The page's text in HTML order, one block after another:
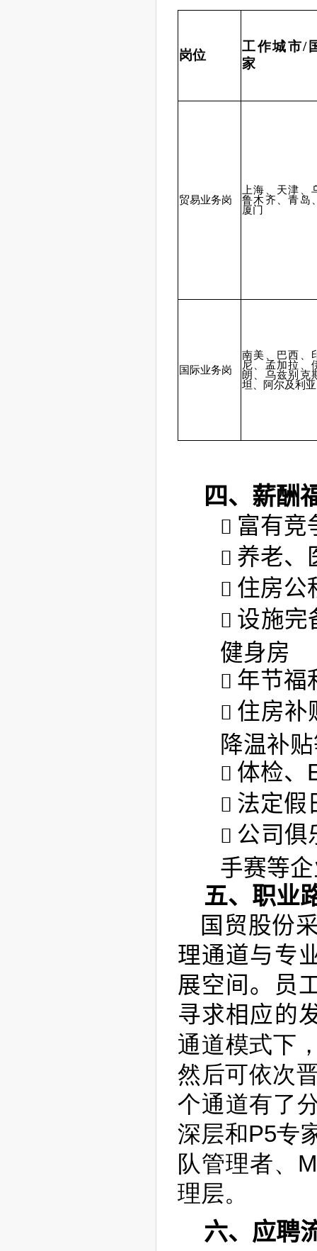
岗位
工作城市/
家
贸易业务岗
上海、天津、
鲁木齐、青岛
厦门
国际业务岗
南美、巴西、
尼、 孟加拉、
朗、乌兹别克
坦、阿尔及利亚
四、薪酬
富有竞
养老、
住房公
设施完
健身房
年节福
住房补
降温补
体检、
法定假
公司俱
手赛等
五、职业
国贸股份
理通道与专
展空间。员
寻求相应的
通道模式下
然后可依次
个通道有了
深层和P5专
队管理者、
理层。
六、应聘